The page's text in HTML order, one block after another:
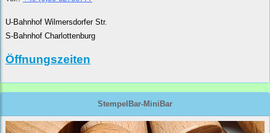
U-Bahnhof Wilmersdorfer Str.
S-Bahnhof Charlottenburg
Öffnungszeiten
StempelBar-MiniBar